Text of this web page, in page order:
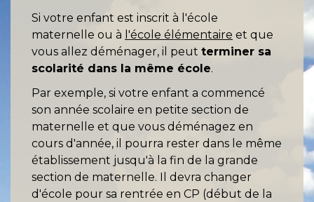
Si votre enfant est inscrit à l'école
maternelle ou à l'école élémentaire et que
vous allez déménager, il peut terminer sa
scolarité dans la même école.
Par exemple, si votre enfant a commencé
son année scolaire en petite section de
maternelle et que vous déménagez en
cours d'année, il pourra rester dans le même
établissement jusqu'à la fin de la grande
section de maternelle. Il devra changer
d'école pour sa rentrée en CP (début de la